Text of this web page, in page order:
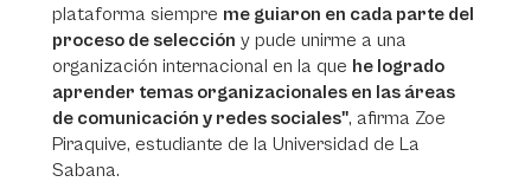
plataforma siempre me guiaron en cada parte del
proceso de selección y pude unirme a una
organización internacional en la que he logrado
aprender temas organizacionales en las áreas
de comunicación y redes sociales", afirma Zoe
Piraquive, estudiante de la Universidad de La
Sabana.